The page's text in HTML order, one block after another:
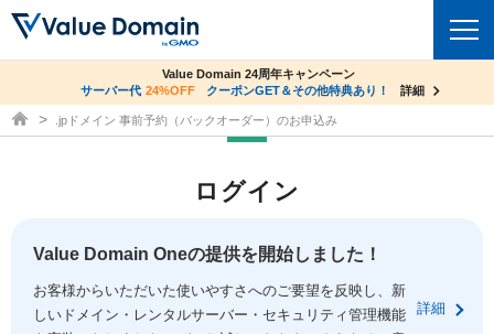
ドメイントップ
ドメイン移管
ドメイン価格一覧
コアサーバー
バリューサーバー
セキュリティトップ
Value Domain ネットde診断
サービストップ facebook
co.jpドメイン✕コアサーバーV2ビジネス応援キャンペーン
サーバー料金1年間無料
詳細
Value Domain 24周年キャンペーン
サーバー代 24%OFF クーポンGET＆その他特典あり！ 詳細
ドメイン取得ならバリュードメイン
.jpドメイン 事前予約（バックオーダー）のお申込み
ログイン
Value Domain Oneの提供を開始しました！
お客様からいただいた使いやすさへのご要望を反映し、新
しいドメイン・レンタルサーバー・セキュリティ管理機能
詳細